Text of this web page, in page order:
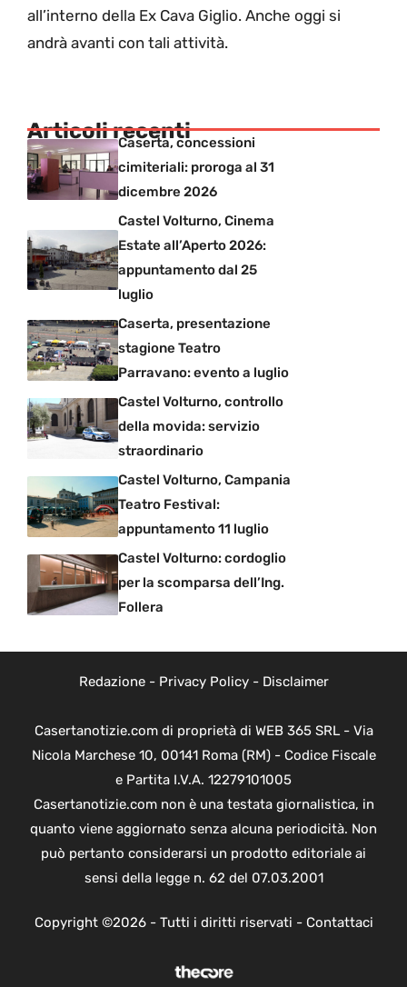
all’interno della Ex Cava Giglio. Anche oggi si
andrà avanti con tali attività.
Articoli recenti
Caserta, concessioni
cimiteriali: proroga al 31
dicembre 2026
Castel Volturno, Cinema
Estate all’Aperto 2026:
appuntamento dal 25
luglio
Caserta, presentazione
stagione Teatro
Parravano: evento a luglio
Castel Volturno, controllo
della movida: servizio
straordinario
Castel Volturno, Campania
Teatro Festival:
appuntamento 11 luglio
Castel Volturno: cordoglio
per la scomparsa dell’Ing.
Follera
Redazione- Privacy Policy- Disclaimer
Casertanotizie.com di proprietà di WEB 365 SRL - Via
Nicola Marchese 10, 00141 Roma (RM) - Codice Fiscale
e Partita I.V.A. 12279101005
Casertanotizie.com non è una testata giornalistica, in
quanto viene aggiornato senza alcuna periodicità. Non
può pertanto considerarsi un prodotto editoriale ai
sensi della legge n. 62 del 07.03.2001
Copyright ©2026 - Tutti i diritti riservati - Contattaci